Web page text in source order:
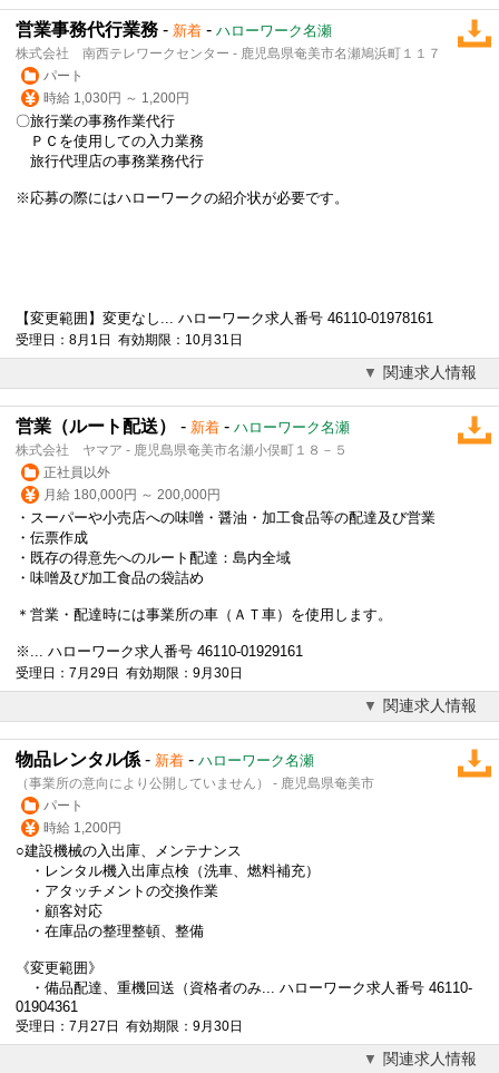
営業事務代行業務 - 新着 - ハローワーク名瀬
株式会社 南西テレワークセンター - 鹿児島県奄美市名瀬鳩浜町１１７
パート
時給 1,030円 ～ 1,200円
〇旅行業の事務作業代行
ＰＣを使用しての入力業務
旅行代理店の事務業務代行
※応募の際にはハローワークの紹介状が必要です。
【変更範囲】変更なし... ハローワーク求人番号 46110-01978161
受理日：8月1日 有効期限：10月31日
関連求人情報
営業（ルート配送） - 新着 - ハローワーク名瀬
株式会社 ヤマア - 鹿児島県奄美市名瀬小俣町１８－５
正社員以外
月給 180,000円 ～ 200,000円
・スーパーや小売店への味噌・醤油・加工食品等の配達及び営業
・伝票作成
・既存の得意先へのルート配達：島内全域
・味噌及び加工食品の袋詰め
＊ 営業 ・配達時には事業所の車（ＡＴ車）を使用します。
※... ハローワーク求人番号 46110-01929161
受理日：7月29日 有効期限：9月30日
関連求人情報
物品レンタル係 - 新着 - ハローワーク名瀬
（事業所の意向により公開していません） - 鹿児島県奄美市
パート
時給 1,200円
○建設機械の入出庫、メンテナンス
・レンタル機入出庫点検（洗車、燃料補充）
・アタッチメントの交換作業
・顧客対応
・在庫品の整理整頓、整備
《変更範囲》
・備品配達、重機回送（資格者のみ... ハローワーク求人番号 46110-
01904361
受理日：7月27日 有効期限：9月30日
関連求人情報